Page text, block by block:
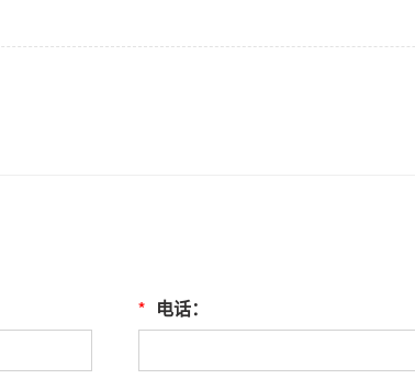
* 电话：